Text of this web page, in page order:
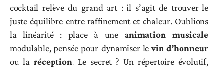
cocktail relève du grand art : il s’agit de trouver le
juste équilibre entre raffinement et chaleur. Oublions
la linéarité : place à une animation musicale
modulable, pensée pour dynamiser le vin d’honneur
ou laréception. Le secret ? Un répertoire évolutif,